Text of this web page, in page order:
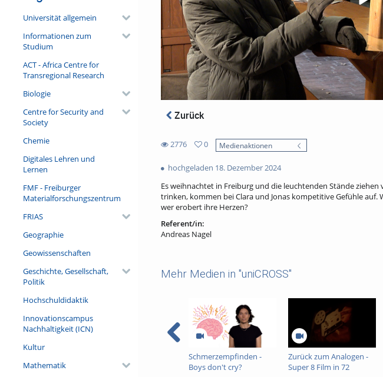
Universität allgemein
Informationen zum
Studium
ACT - Africa Centre for
Transregional Research
Biologie
Centre for Security and
Society
Chemie
Digitales Lehren und
Lernen
FMF - Freiburger
Materialforschungszentrum
FRIAS
Geographie
Geowissenschaften
Geschichte, Gesellschaft,
Politik
Hochschuldidaktik
Innovationscampus
Nachhaltigkeit (ICN)
Kultur
Mathematik
Zurück
2776
views
0
favorites
Medienaktionen
hochgeladen 18. Dezember 2024
Es weihnachtet in Freiburg und die leuchtenden Stände
trinken, kommen bei Clara und Jonas kompetitive Gefühle
wer erobert ihre Herzen?
Referent/in:
Andreas Nagel
Mehr Medien in "uniCROSS"
Schmerzempfinden -
Boys don't cry?
Zurück zum Analogen -
Super 8 Film in 72